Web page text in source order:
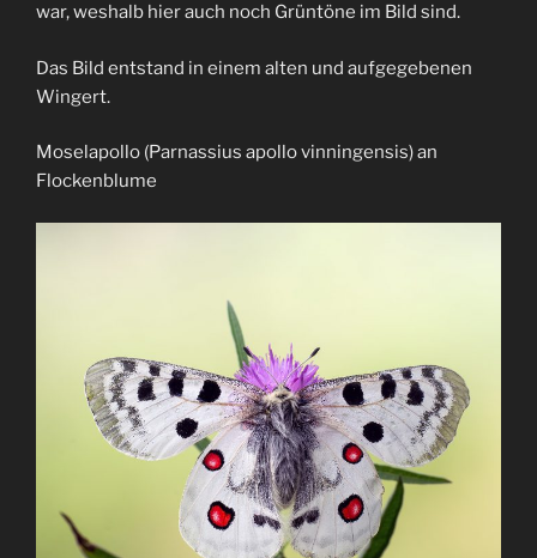
war, weshalb hier auch noch Grüntöne im Bild sind.
Das Bild entstand in einem alten und aufgegebenen
Wingert.
Moselapollo (Parnassius apollo vinningensis) an
Flockenblume